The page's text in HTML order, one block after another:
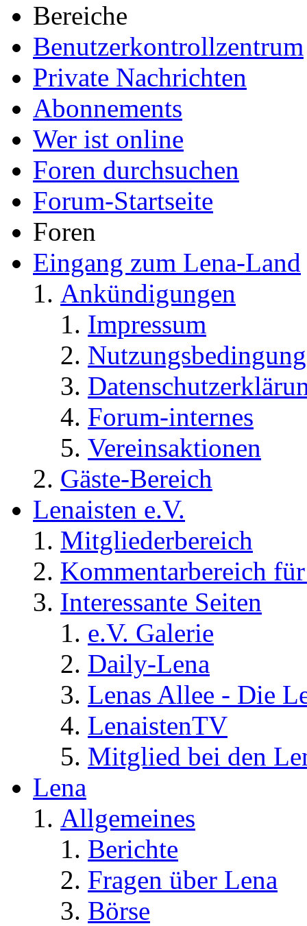
Bereiche
Benutzerkontrollzentrum
Private Nachrichten
Abonnements
Wer ist online
Foren durchsuchen
Forum-Startseite
Foren
Eingang zum Lena-Land
Ankündigungen
Impressum
Forum-internes
Vereinsaktionen
Gäste-Bereich
Lenaisten e.V.
Mitgliederbereich
Kommentarbereich
Interessante Seiten
e.V. Galerie
Daily-Lena
Lenas Allee - Die
LenaistenTV
Mitglied bei den
Lena
Allgemeines
Berichte
Fragen über Lena
Börse